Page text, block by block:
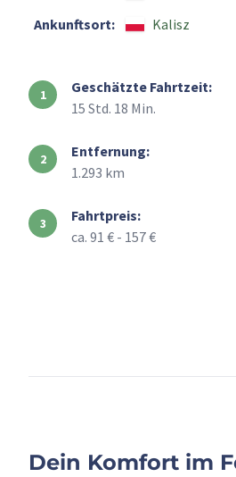
Ankunftsort:
Kalisz
Geschätzte Fahrtzeit:
15 Std. 18 Min.
Entfernung:
1.293 km
Fahrtpreis:
ca. 91 € - 157 €
Dein Komfort im